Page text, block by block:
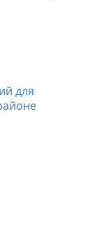
для